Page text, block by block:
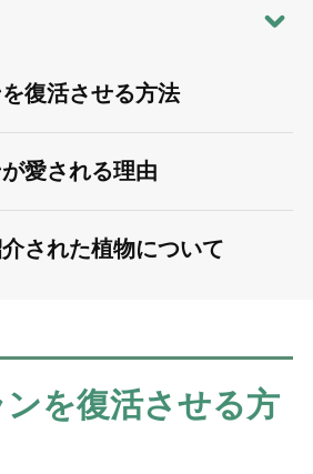
復活させる方法
愛される理由
された植物について
を復活させる方